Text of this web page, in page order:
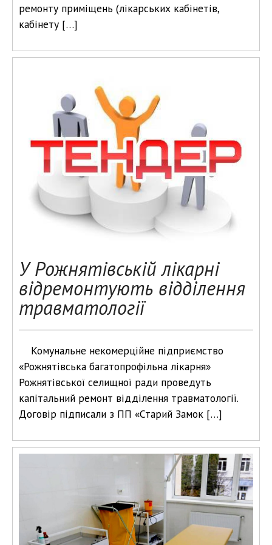
ремонту приміщень (лікарських кабінетів,
кабінету […]
У Рожнятівській лікарні
відремонтують відділення
травматології
Комунальне некомерційне підприємство
«Рожнятівська багатопрофільна лікарня»
Рожнятівської селищної ради проведуть
капітальний ремонт відділення травматології.
Договір підписали з ПП «Старий Замок […]